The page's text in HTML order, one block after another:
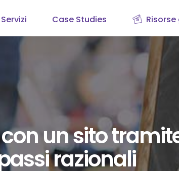
Servizi Case Studies
un sito
razionali